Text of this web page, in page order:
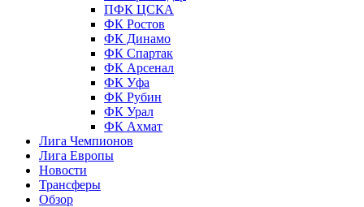
ПФК ЦСКА
ФК Ростов
ФК Динамо
ФК Спартак
ФК Арсенал
ФК Уфа
ФК Рубин
ФК Урал
ФК Ахмат
Лига Чемпионов
Лига Европы
Новости
Трансферы
Обзор